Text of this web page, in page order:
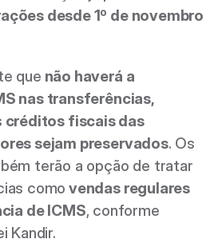
desde 1º de novembro
que não haverá a
nas transferências,
créditos fiscais das
sejam preservados. Os
terão a opção de tratar
como vendas regulares
de ICMS, conforme
Kandir.